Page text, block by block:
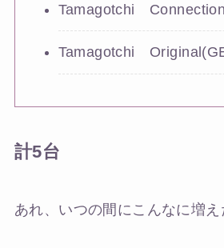
Tamagotchi
Tamagotchi
計5台
あれ、いつの間にこんなに増え